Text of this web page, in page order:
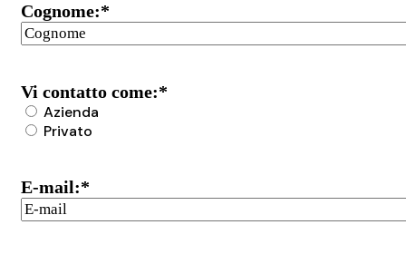
Cognome:*
Vi contatto come:*
Azienda
Privato
E-mail:*